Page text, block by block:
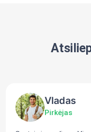
Vladas
Pirkėjas